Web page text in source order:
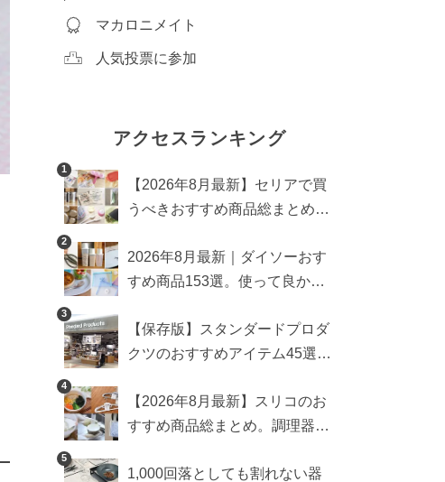
マカロニメイト
人気投票に参加
アクセスランキング
1
【2026年8月最新】セリアで買
うべきおすすめ商品総まとめ。
2
2026年8月最新｜ダイソーおす
すめ商品153選。使って良かっ
3
【保存版】スタンダードプロダ
クツのおすすめアイテム45選。
4
【2026年8月最新】スリコのお
すすめ商品総まとめ。調理器具
5
1,000回落としても割れない器